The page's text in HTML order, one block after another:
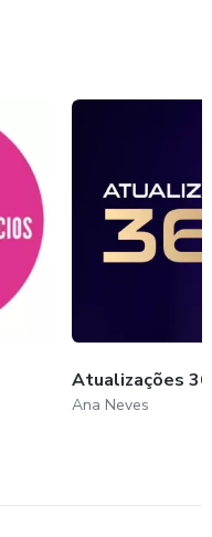
Atualizações 365
Ana Neves